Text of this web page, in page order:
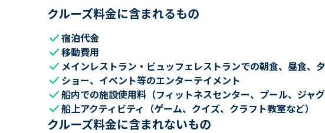
クルーズ料金に含まれるもの
check宿泊代金
check移動費用
check メインレストラン・ビュッフェレストランでの朝食、昼食、
check ショー、イベント等のエンターテイメント
check船内での施設使用料（フィットネスセンター、プール、ジャ
check船上アクティビティ（ゲーム、クイズ、クラフト教室など）
クルーズ料金に含まれないもの